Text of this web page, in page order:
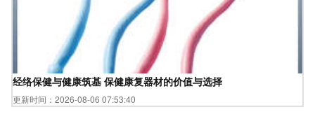
经络保健与健康筑基 保健康复器材的价值与选择
更新时间：2026-08-06 07:53:40